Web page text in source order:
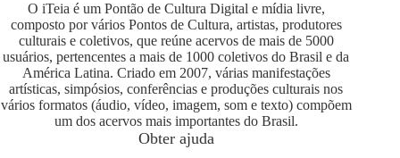
O iTeia é um Pontão de Cultura Digital e mídia livre,
composto por vários Pontos de Cultura, artistas, produtores
culturais e coletivos, que reúne acervos de mais de 5000
usuários, pertencentes a mais de 1000 coletivos do Brasil e da
América Latina. Criado em 2007, várias manifestações
artísticas, simpósios, conferências e produções culturais nos
vários formatos (áudio, vídeo, imagem, som e texto) compõem
um dos acervos mais importantes do Brasil.
Obter ajuda